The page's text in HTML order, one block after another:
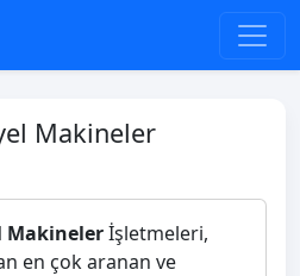
Makineler
Makinelerİşletmeleri,
en çok aranan ve